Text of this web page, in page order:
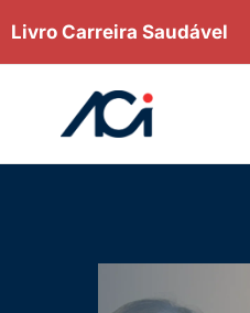
para
Livro Carreira Saudável